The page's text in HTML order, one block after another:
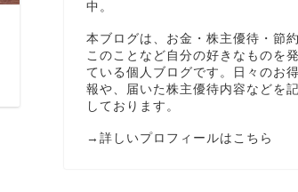
中。
本ブログは、お金・株主優待・節
このことなど自分の好きなものを
ている個人ブログです。日々のお
報や、届いた株主優待内容などを
しております。
→ 詳しいプロフィールはこちら